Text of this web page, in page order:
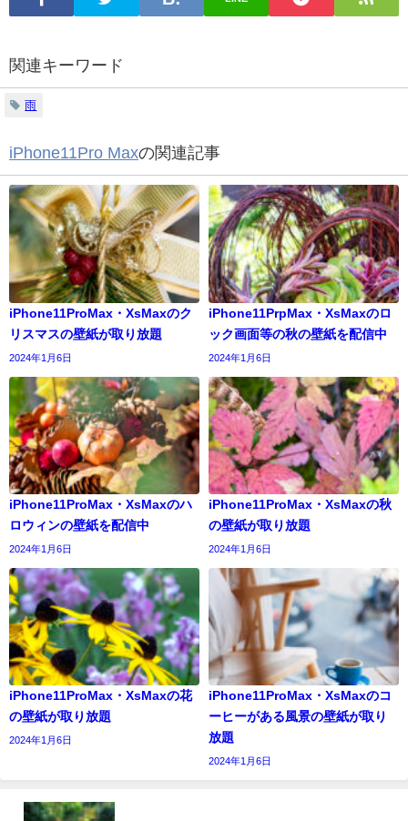
関連キーワード
雨
iPhone11Pro Maxの関連記事
iPhone11ProMax・XsMaxのク
リスマスの壁紙が取り放題
2024年1月6日
iPhone11PrpMax・XsMaxのロ
ック画面等の秋の壁紙を配信中
2024年1月6日
iPhone11ProMax・XsMaxのハ
ロウィンの壁紙を配信中
2024年1月6日
iPhone11ProMax・XsMaxの秋
の壁紙が取り放題
2024年1月6日
iPhone11ProMax・XsMaxの花
の壁紙が取り放題
2024年1月6日
iPhone11ProMax・XsMaxのコ
ーヒーがある風景の壁紙が取り
放題
2024年1月6日